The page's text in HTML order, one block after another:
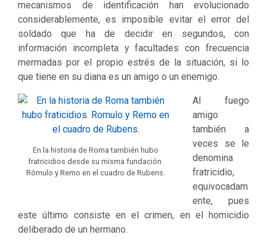
mecanismos de identificación han evolucionado
considerablemente, es imposible evitar el error del
soldado que ha de decidir en segundos, con
información incompleta y facultades con frecuencia
mermadas por el propio estrés de la situación, si lo
que tiene en su diana es un amigo o un enemigo.
En la historia de Roma también hubo
fratricidios desde su misma fundación.
Rómulo y Remo en el cuadro de Rubens.
Al fuego
amigo
también a
veces se le
denomina
fratricidio,
equivocadam
ente, pues
este último consiste en el crimen, en el homicidio
deliberado de un hermano.